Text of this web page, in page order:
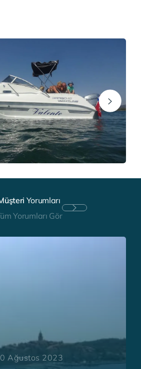
Yorumları
Yorumları Gör
Ağustos 2023